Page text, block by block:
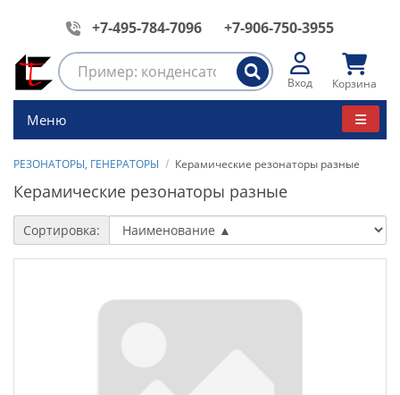
+7-495-784-7096 +7-906-750-3955
Вход Корзина
Меню
РЕЗОНАТОРЫ, ГЕНЕРАТОРЫ Керамические резонаторы разные
Керамические резонаторы разные
Сортировка: